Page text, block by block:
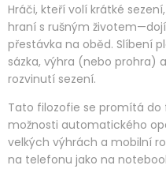
Hráči, kteří volí krátké
hraní s rušným
přestávka na oběd. Slíbení
sázka, výhra (nebo prohra)
rozvinutí sezení.
Tato filozofie se promítá do
možnosti automatického
velkých výhrách a mobilní
na telefonu jako na